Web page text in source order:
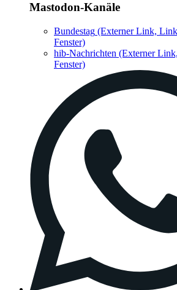
Mastodon-Kanäle
Bundestag (Externer Link,
Fenster)
hib-Nachrichten (Externer
Fenster)